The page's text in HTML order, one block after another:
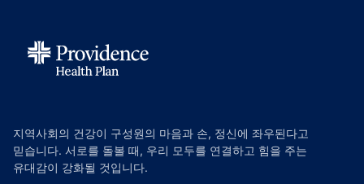
지역사회의 건강이 구성원의 마음과 손, 정신에 좌우된다고
믿습니다. 서로를 돌볼 때, 우리 모두를 연결하고 힘을 주는
유대감이 강화될 것입니다.